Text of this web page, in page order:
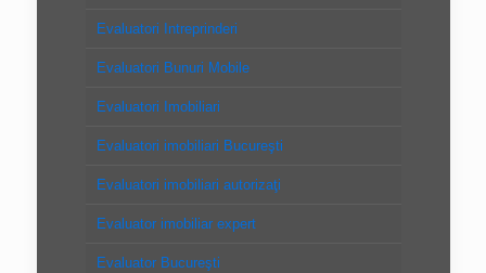
Evaluatori Intreprinderi
Evaluatori Bunuri Mobile
Evaluatori Imobiliari
Evaluatori imobiliari Bucureşti
Evaluatori imobiliari autorizaţi
Evaluator imobiliar expert
Evaluator Bucureşti